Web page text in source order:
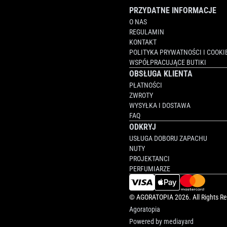
PRZYDATNE INFORMACJE
O NAS
REGULAMIN
KONTAKT
POLITYKA PRYWATNOŚCI I
WSPÓŁPRACUJĄCE BUTIKI
OBSŁUGA KLIENTA
PŁATNOŚCI
ZWROTY
WYSYŁKA I DOSTAWA
FAQ
ODKRYJ
USŁUGA DOBORU ZAPACHU
NUTY
PROJEKTANCI
PERFUMIARZE
©AGORATOPIA2026. All Rights
Agoratopia
Powered by mediayard